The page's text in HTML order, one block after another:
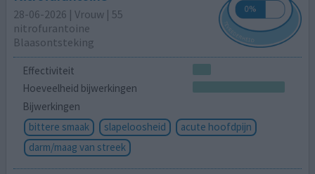
28-06-2026 | Vrouw | 55
nitrofurantoine
Blaasontsteking
Effectiviteit
Hoeveelheid bijwerkingen
Bijwerkingen
bittere smaak
slapeloosheid
acute hoofdpijn
darm/maag van streek